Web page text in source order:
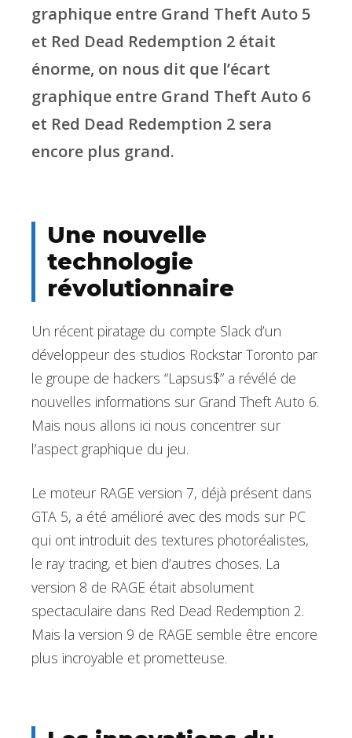
graphique entre Grand Theft Auto 5
et Red Dead Redemption 2 était
énorme, on nous dit que l’écart
graphique entre Grand Theft Auto 6
et Red Dead Redemption 2 sera
encore plus grand.
Une nouvelle
technologie
révolutionnaire
Un récent piratage du compte Slack d’un
développeur des studios Rockstar Toronto par
le groupe de hackers “Lapsus$” a révélé de
nouvelles informations sur Grand Theft Auto 6.
Mais nous allons ici nous concentrer sur
l’aspect graphique du jeu.
Le moteur RAGE version 7, déjà présent dans
GTA 5, a été amélioré avec des mods sur PC
qui ont introduit des textures photoréalistes,
le ray tracing, et bien d’autres choses. La
version 8 de RAGE était absolument
spectaculaire dans Red Dead Redemption 2.
Mais la version 9 de RAGE semble être encore
plus incroyable et prometteuse.